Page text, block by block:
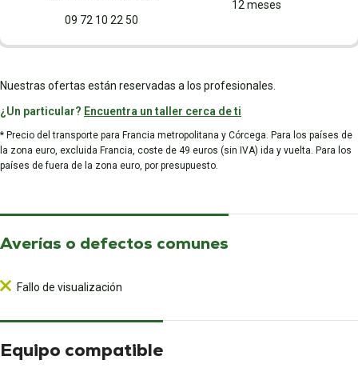
09 72 10 22 50
12 meses
Nuestras ofertas están reservadas a los profesionales.
¿Un particular? Encuentra un taller cerca de ti
* Precio del transporte para Francia metropolitana y Córcega. Para los países de
la zona euro, excluida Francia, coste de 49 euros (sin IVA) ida y vuelta. Para los
países de fuera de la zona euro, por presupuesto.
Averías o defectos comunes
Fallo de visualización
Equipo compatible